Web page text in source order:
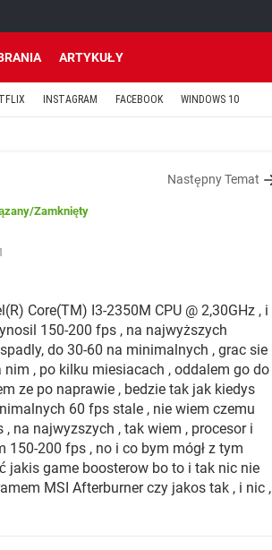
ARTYKUŁY
INSTAGRAM FACEBOOK WINDOWS 10
Następny Temat
/Zamknięty
Core(TM) I3-2350M CPU @ 2,30GHz , i
150-200 fps , na najwyższych
do 30-60 na minimalnych , grac sie
, po kilku miesiacach , oddalem go do
ze po naprawie , bedzie tak jak kiedys
60 fps stale , nie wiem czemu
na najwyzszych , tak wiem , procesor i
150-200 fps , no i co bym mógł z tym
jakis game boosterow bo to i tak nic nie
MSI Afterburner czy jakos tak , i nic ,